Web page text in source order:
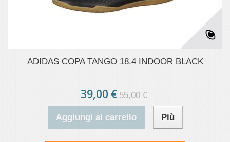
ADIDAS COPA TANGO 18.4 INDOOR BLACK
39,00 € 55,00 €
Aggiungi al carrello Più